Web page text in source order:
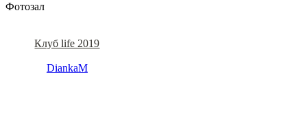
Фотозал
Клуб life 2019
DiankaM